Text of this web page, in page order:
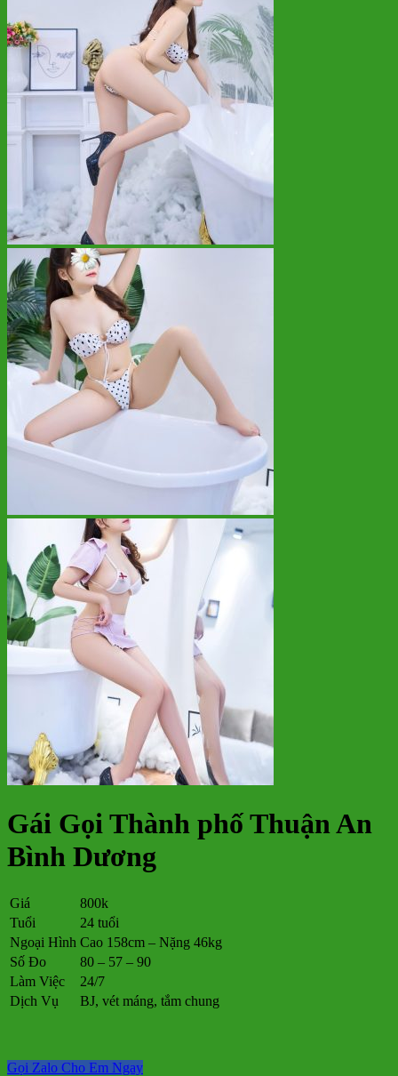
Gái Gọi Thành phố Thuận An
Bình Dương
Giá
800k
Tuổi
24 tuổi
Ngoại Hình Cao 158cm – Nặng 46kg
Số Đo
80 – 57 – 90
Làm Việc
24/7
Dịch Vụ
BJ, vét máng, tắm chung
Gọi Zalo Cho Em Ngay